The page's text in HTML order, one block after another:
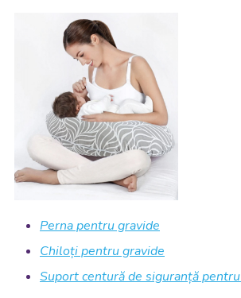
Perna pentru gravide
Chiloți pentru gravide
Suport centură de siguranță